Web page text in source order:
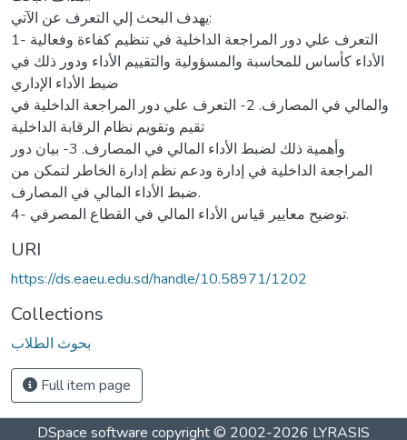
يهدف البحث إلي التعرف عن الآتي:
1- التعرف علي دور المراجعة الداخلية في تنظيم كفاءة وفعالية
الأداء كأساس للمحاسبة والمسؤولية والتقييم الأداء ودور ذلك في
ضبط الأداء الإداري
والمالي في المصارف. 2- التعرف علي دور المراجعة الداخلية في
تقيم وتقويم نظام الرقابة الداخلية
وأهمية ذلك لضبط الأداء المالي في المصارف. 3- بيان دور
المراجعة الداخلية في إدارة ودعم نظم إدارة الخاطر لتمكن من
ضبط الأداء المالي في المصارف.
4- توضیح معايير قياس الأداء المالي في القطاع المصرفي.
URI
https://ds.eaeu.edu.sd/handle/10.58971/1202
Collections
بحوث الطلاب
Full item page
DSpace software copyright © 2002-2026 LYRASIS